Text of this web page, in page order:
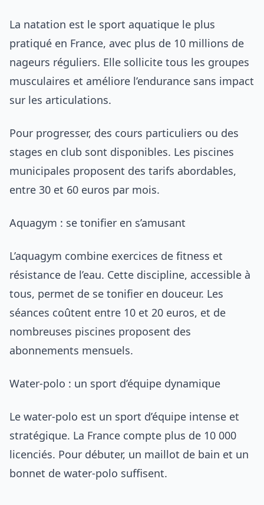
La natation est le sport aquatique le plus
pratiqué en France, avec plus de 10 millions de
nageurs réguliers. Elle sollicite tous les groupes
musculaires et améliore l’endurance sans impact
sur les articulations.
Pour progresser, des cours particuliers ou des
stages en club sont disponibles. Les piscines
municipales proposent des tarifs abordables,
entre 30 et 60 euros par mois.
Aquagym : se tonifier en s’amusant
L’aquagym combine exercices de fitness et
résistance de l’eau. Cette discipline, accessible à
tous, permet de se tonifier en douceur. Les
séances coûtent entre 10 et 20 euros, et de
nombreuses piscines proposent des
abonnements mensuels.
Water-polo : un sport d’équipe dynamique
Le water-polo est un sport d’équipe intense et
stratégique. La France compte plus de 10 000
licenciés. Pour débuter, un maillot de bain et un
bonnet de water-polo suffisent.